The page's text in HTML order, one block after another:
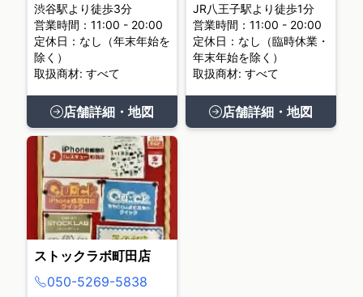
渋谷駅より徒歩3分
営業時間：11:00 - 20:00
定休日：なし（年末年始を
除く）
取扱商材: すべて
店舗詳細・地図
JR八王子駅より徒歩1分
営業時間：11:00 - 20:00
定休日：なし（臨時休業・
年末年始を除く）
取扱商材: すべて
店舗詳細・地図
ストックラボ町田店
050-5269-5838